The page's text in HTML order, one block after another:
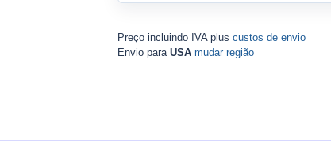
Preço incluindo IVA plus custos de envio
Envio para USA mudar região